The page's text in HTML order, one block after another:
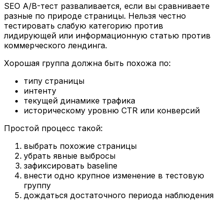
SEO A/B-тест разваливается, если вы сравниваете
разные по природе страницы. Нельзя честно
тестировать слабую категорию против
лидирующей или информационную статью против
коммерческого лендинга.
Хорошая группа должна быть похожа по:
типу страницы
интенту
текущей динамике трафика
историческому уровню CTR или конверсий
Простой процесс такой:
выбрать похожие страницы
убрать явные выбросы
зафиксировать baseline
внести одно крупное изменение в тестовую
группу
дождаться достаточного периода наблюдения